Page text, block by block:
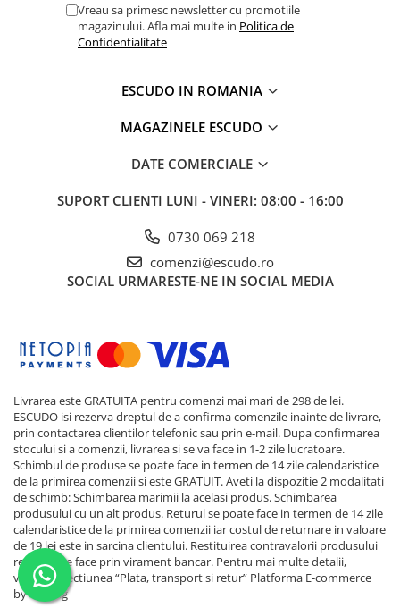
Vreau sa primesc newsletter cu promotiile
magazinului. Afla mai multe in Politica de
Confidentialitate
ESCUDO IN ROMANIA
MAGAZINELE ESCUDO
DATE COMERCIALE
SUPORT CLIENTI LUNI - VINERI: 08:00 - 16:00
0730 069 218
comenzi@escudo.ro
SOCIAL URMARESTE-NE IN SOCIAL MEDIA
Livrarea este GRATUITA pentru comenzi mai mari de 298 de lei.
ESCUDO isi rezerva dreptul de a confirma comenzile inainte de livrare,
prin contactarea clientilor telefonic sau prin e-mail. Dupa confirmarea
stocului si a comenzii, livrarea si se va face in 1-2 zile lucratoare.
Schimbul de produse se poate face in termen de 14 zile calendaristice
de la primirea comenzii si este GRATUIT. Aveti la dispozitie 2 modalitati
de schimb: Schimbarea marimii la acelasi produs. Schimbarea
produsului cu un alt produs. Returul se poate face in termen de 14 zile
calendaristice de la primirea comenzii iar costul de returnare in valoare
de 19 lei este in sarcina clientului. Restituirea contravalorii produsului
returnat se face prin virament bancar. Pentru mai multe detalii,
verificati sectiunea “Plata, transport si retur” Platforma E-commerce
by Gomag